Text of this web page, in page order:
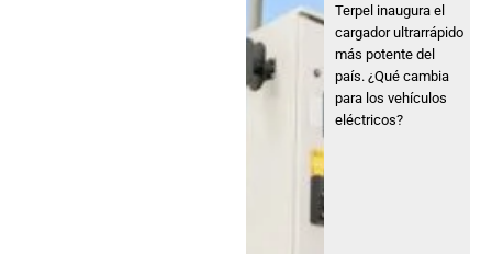
Terpel inaugura el
cargador ultrarrápido
más potente del
país. ¿Qué cambia
para los vehículos
eléctricos?